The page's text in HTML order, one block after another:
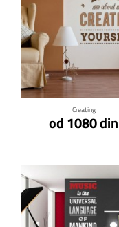
Creating
od 1080 din
Klikni za detalje